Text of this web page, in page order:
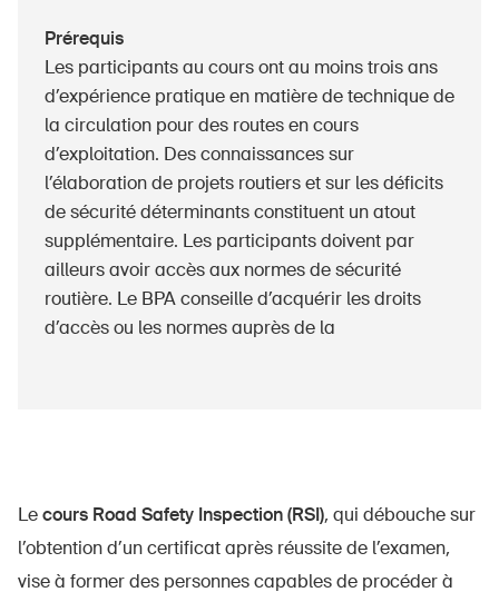
Prérequis
Les participants au cours ont au moins trois ans
d’expérience pratique en matière de technique de
la circulation pour des routes en cours
d’exploitation. Des connaissances sur
l’élaboration de projets routiers et sur les déficits
de sécurité déterminants constituent un atout
supplémentaire. Les participants doivent par
ailleurs avoir accès aux normes de sécurité
routière. Le BPA conseille d’acquérir les droits
d’accès ou les normes auprès de la
Lecours Road Safety Inspection (RSI), qui débouche sur
l’obtention d’un certificat après réussite de l’examen,
vise à former des personnes capables de procéder à